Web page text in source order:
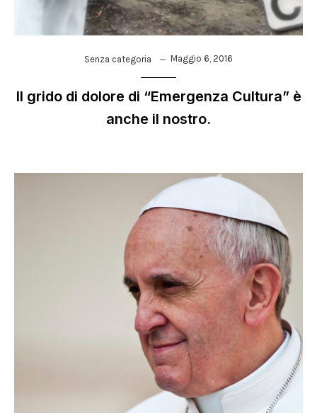
Senza categoria Maggio 6, 2016
Il grido di dolore di “Emergenza Cultura” è
anche il nostro.